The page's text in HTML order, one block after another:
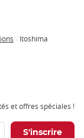
Itoshima
et offres spéciales !